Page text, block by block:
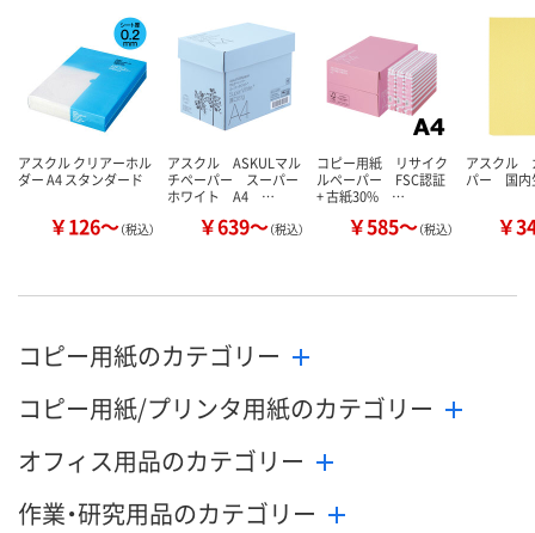
カゴへ カゴへ
アスクル クリアーホル
ダー A4 スタンダード
￥126～（税込）
アスクル ASKULマル
チペーパー スーパー
ホワイト A4 …
￥639～（税込）
コピー用紙 リサイク
ルペーパー FSC認証
+ 古紙30% …
￥585～（税込）
アスクル
パー 国内
￥
コピー用紙のカテゴリー
コピー用紙/プリンタ用紙のカテゴリー
オフィス用品のカテゴリー
作業・研究用品のカテゴリー